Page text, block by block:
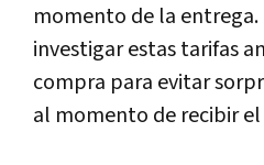
momento de la
investigar estas tarifas
compra para evitar
al momento de recibir